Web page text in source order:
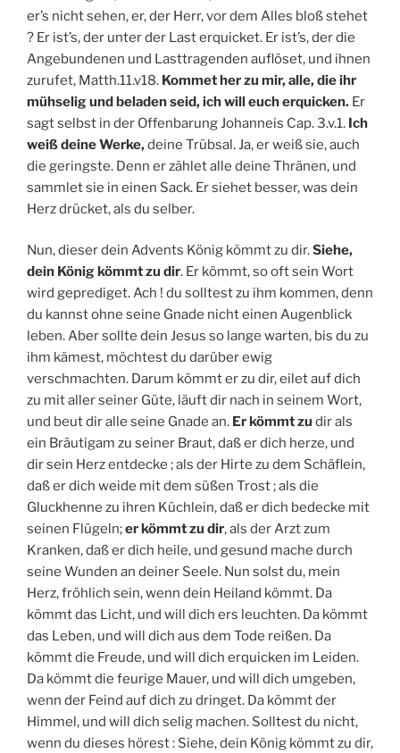
er’s nicht sehen, er, der Herr, vor dem Alles bloß stehet
? Er ist’s, der unter der Last erquicket. Er ist’s, der die
Angebundenen und Lasttragenden auflöset, und ihnen
zurufet, Matth.11.v18. Kommet her zu mir, alle, die ihr
mühselig und beladen seid, ich will euch erquicken. Er
sagt selbst in der Offenbarung Johanneis Cap. 3.v.1. Ich
weiß deine Werke,deine Trübsal. Ja, er weiß sie, auch
die geringste. Denn er zählet alle deine Thränen, und
sammlet sie in einen Sack. Er siehet besser, was dein
Herz drücket, als du selber.
Nun, dieser dein Advents König kömmt zu dir.Siehe,
dein König kömmt zu dir. Er kömmt, so oft sein Wort
wird geprediget. Ach ! du solltest zu ihm kommen, denn
du kannst ohne seine Gnade nicht einen Augenblick
leben. Aber sollte dein Jesus so lange warten, bis du zu
ihm kämest, möchtest du darüber ewig
verschmachten. Darum kömmt er zu dir, eilet auf dich
zu mit aller seiner Güte, läuft dir nach in seinem Wort,
und beut dir alle seine Gnade an. Er kömmt zu dir als
ein Bräutigam zu seiner Braut, daß er dich herze, und
dir sein Herz entdecke ; als der Hirte zu dem Schäflein,
daß er dich weide mit dem süßen Trost ; als die
Gluckhenne zu ihren Küchlein, daß er dich bedecke mit
seinen Flügeln;er kömmt zu dir, als der Arzt zum
Kranken, daß er dich heile, und gesund mache durch
seine Wunden an deiner Seele. Nun solst du, mein
Herz, fröhlich sein, wenn dein Heiland kömmt. Da
kömmt das Licht, und will dich ers leuchten. Da kömmt
das Leben, und will dich aus dem Tode reißen. Da
kömmt die Freude, und will dich erquicken im Leiden.
Da kömmt die feurige Mauer, und will dich umgeben,
wenn der Feind auf dich zu dringet. Da kömmt der
Himmel, und will dich selig machen. Solltest du nicht,
wenn du dieses hörest : Siehe, dein König kömmt zu dir,